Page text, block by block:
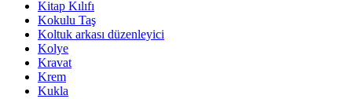
Kitap Kılıfı
Kokulu Taş
Koltuk arkası düzenleyici
Kolye
Kravat
Krem
Kukla